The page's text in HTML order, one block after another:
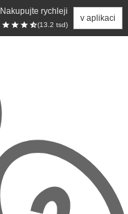
Nakupujte rychleji
(13.2 tsd)
v aplikaci